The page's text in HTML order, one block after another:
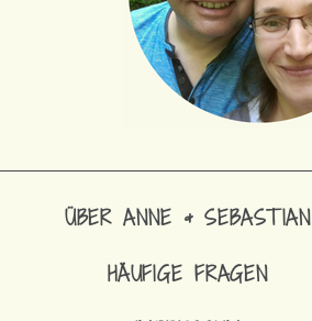
ÜBER ANNE & SEBASTIAN
HÄUFIGE FRAGEN